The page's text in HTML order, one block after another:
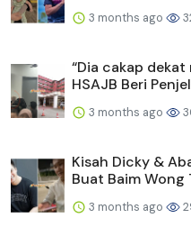
3 months ago
“Dia cakap dekat
HSAJB Beri
3 months ago
Kisah Dicky &
Buat Baim Wong
3 months ago